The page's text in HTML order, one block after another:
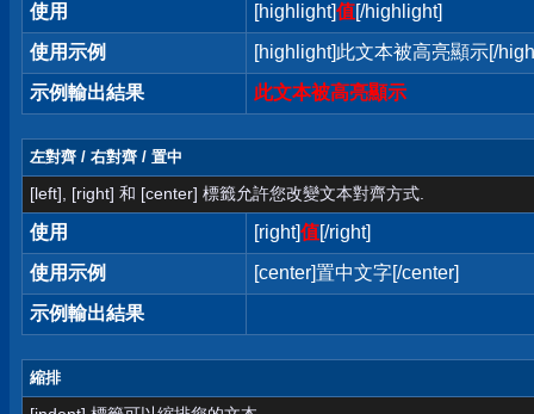
使用 [highlight]值[/highlight]
使用示例
[highlight]此文本被高亮顯示[/
示例輸出結果
此文本被高亮顯示
左對齊 / 右對齊 / 置中
[left], [right] 和 [center] 標籤允許您改變文本對齊方式.
使用 [right]值[/right]
使用示例
[center]置中文字[/center]
示例輸出結果
縮排